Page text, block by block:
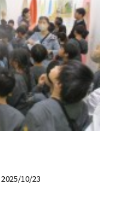
2025/10/23